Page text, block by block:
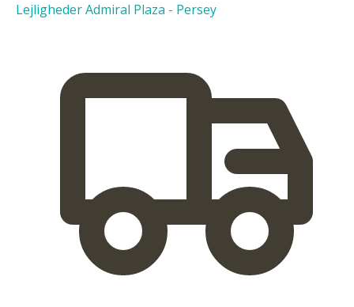
Lejligheder Admiral Plaza - Persey